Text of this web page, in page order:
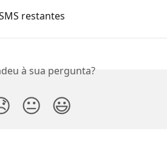
restantes
à sua pergunta?
😐 😃